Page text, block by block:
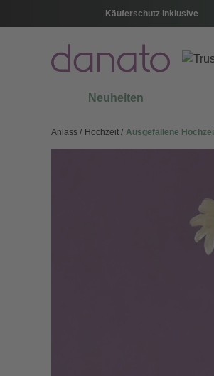
Käuferschutz inklusive
Neuheiten
Anlass Hochzeit Ausgefallene